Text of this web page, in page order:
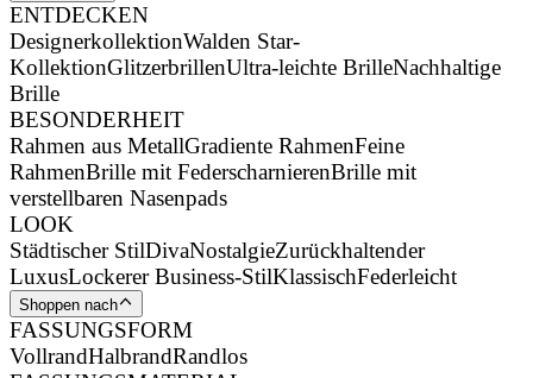
ENTDECKEN
DesignerkollektionWalden Star-
KollektionGlitzerbrillenUltra-leichte BrilleNachhaltige
Brille
BESONDERHEIT
Rahmen aus MetallGradiente RahmenFeine
RahmenBrille mit FederscharnierenBrille mit
verstellbaren Nasenpads
LOOK
Städtischer StilDivaNostalgieZurückhaltender
LuxusLockerer Business-StilKlassischFederleicht
Shoppen nach
FASSUNGSFORM
VollrandHalbrandRandlos